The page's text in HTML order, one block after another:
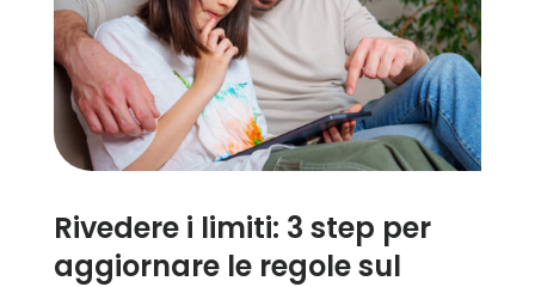
Rivedere i limiti: 3 step per
aggiornare le regole sul